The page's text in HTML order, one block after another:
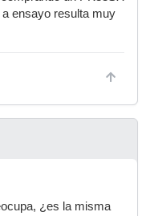
ensayo resulta muy
¿es la misma